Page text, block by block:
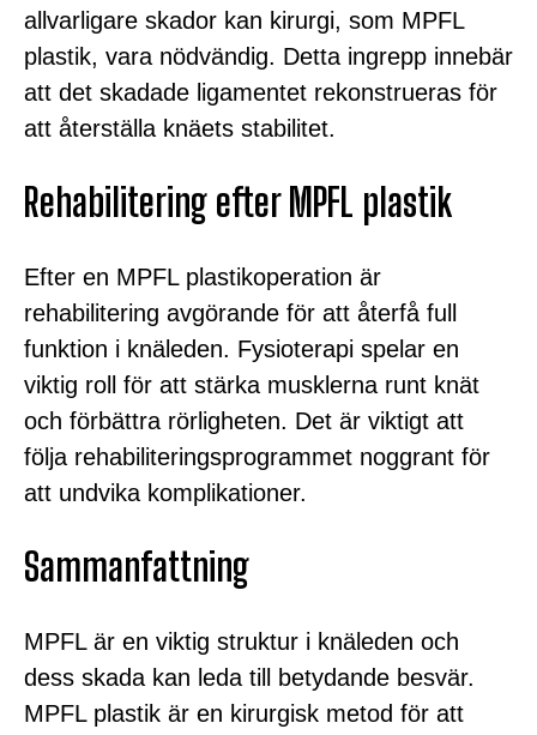
allvarligare skador kan kirurgi, som MPFL
plastik, vara nödvändig. Detta ingrepp innebär
att det skadade ligamentet rekonstrueras för
att återställa knäets stabilitet.
Rehabilitering efter MPFL plastik
Efter en MPFL plastikoperation är
rehabilitering avgörande för att återfå full
funktion i knäleden. Fysioterapi spelar en
viktig roll för att stärka musklerna runt knät
och förbättra rörligheten. Det är viktigt att
följa rehabiliteringsprogrammet noggrant för
att undvika komplikationer.
Sammanfattning
MPFL är en viktig struktur i knäleden och
dess skada kan leda till betydande besvär.
MPFL plastik är en kirurgisk metod för att